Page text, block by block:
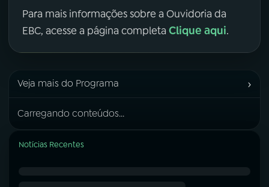
Para mais informações sobre a Ouvidoria da
EBC, acesse a página completa Clique aqui.
Veja mais do Programa ›
Carregando conteúdos...
Notícias Recentes